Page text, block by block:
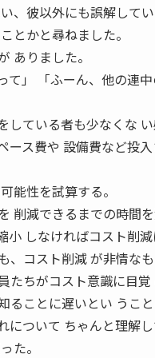
、彼以外にも誤解して
とかと尋ねました。
ありました。
て」 「ふーん、他の連
している者も少なくな い
ース費や 設備費など投
能性を試算する。
削減できるまでの時間
しなければコスト削減
、コスト削減 が非情な
たちがコスト意識に目
ることに遅いとい うこと
について ちゃんと理解
た。